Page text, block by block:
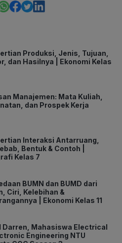
Produksi, Jenis, Tujuan,
dan Hasilnya | Ekonomi Kelas
Manajemen: Mata Kuliah,
dan Prospek Kerja
Interaksi Antarruang,
Bentuk & Contoh |
Kelas 7
BUMN dan BUMD dari
Ciri, Kelebihan &
| Ekonomi Kelas 11
Darren, Mahasiswa Electrical
Engineering NTU